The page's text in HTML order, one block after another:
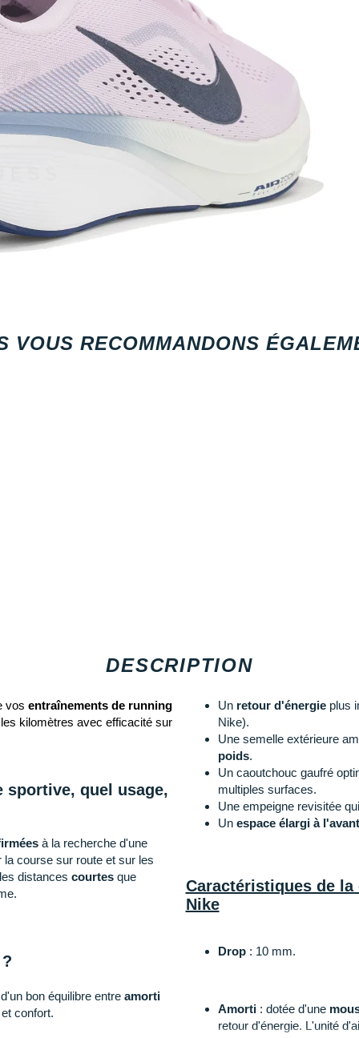
DESCRIPTION
vos entraînements de running
kilomètres avec efficacité sur
sportive, quel usage,
à la recherche d'une
la course sur route et sur les
distances courtes que
bon équilibre entre amorti
confort.
Un retour d'énergieplus
Nike).
Une semelle extérieure
poids.
Un caoutchouc gaufré
multiples surfaces.
Une empeigne revisitée
Un espace élargi à
Caractéristiques de la
Nike
Drop: 10 mm.
Amorti: dotée d'une
retour d'énergie. L'unité
VOUS RECOMMANDONS